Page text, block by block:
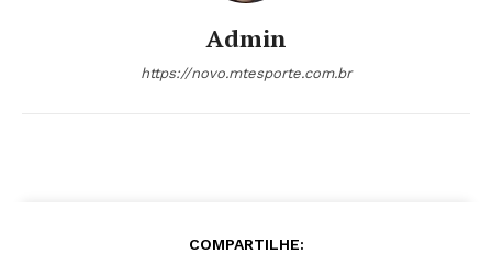
Admin
https://novo.mtesporte.com.br
COMPARTILHE: